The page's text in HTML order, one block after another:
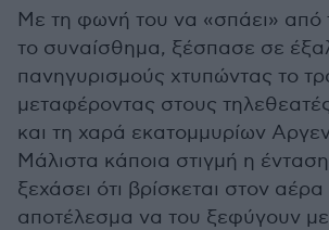
Με τη φωνή του να «σπάει» από
το συναίσθημα, ξέσπασε σε
πανηγυρισμούς χτυπώντας το
μεταφέροντας στους
και τη χαρά εκατομμυρίων
Μάλιστα κάποια στιγμή η
ξεχάσει ότι βρίσκεται στον αέρα
αποτέλεσμα να του ξεφύγουν